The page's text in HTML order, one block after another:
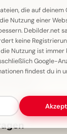
deinen
und die
und lass
so wie die
erhellt.
die auf deinem
Nutzung einer
Debilder.net
keine
Nutzung ist immer
Google-
findest du in